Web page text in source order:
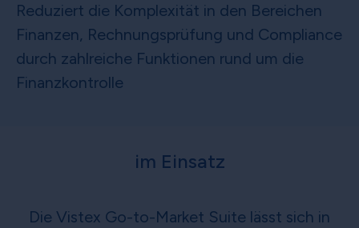
Reduziert die Komplexität in den Bereichen
Finanzen, Rechnungsprüfung und Compliance
durch zahlreiche Funktionen rund um die
Finanzkontrolle
im Einsatz
Die Vistex Go-to-Market Suite lässt sich in